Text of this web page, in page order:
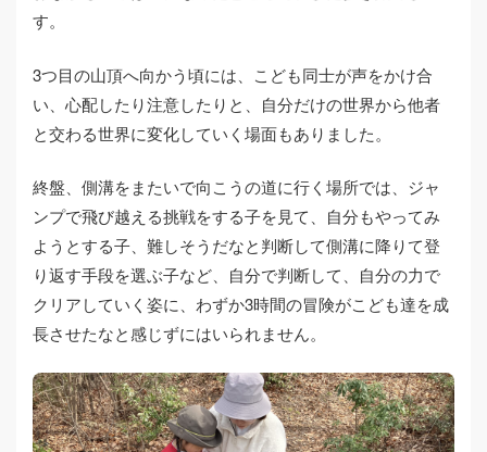
す。
3つ目の山頂へ向かう頃には、こども同士が声をかけ合
い、心配したり注意したりと、自分だけの世界から他者
と交わる世界に変化していく場面もありました。
終盤、側溝をまたいで向こうの道に行く場所では、ジャ
ンプで飛び越える挑戦をする子を見て、自分もやってみ
ようとする子、難しそうだなと判断して側溝に降りて登
り返す手段を選ぶ子など、自分で判断して、自分の力で
クリアしていく姿に、わずか3時間の冒険がこども達を成
長させたなと感じずにはいられません。